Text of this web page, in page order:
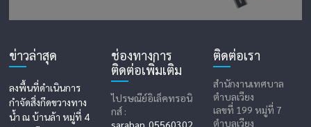
ข่าวล่าสุด
ลงพื้นที่ดำเนินการ
กำจัดสิ่งกีดขวางทาง
น้ำ ณ บ้านล้า หมู่ที่ 4
ช่องทางการ
ติดต่อเพิ่มเติม
ไปรษณีย์อิเล็คทรอนิ
กส์ :
saraban_05560302
ติดต่อเรา
สำนักงานเทศบาล
ตำบลเวียง
เลขที่ 199 หมู่ที่ 7
ตำบลเวียง